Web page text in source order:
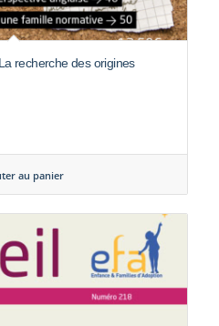
recherche des origines
au panier